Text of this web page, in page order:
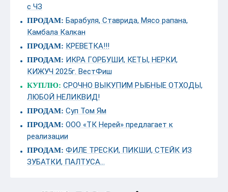
с ЧЗ
ПРОДАМ: Барабуля, Ставрида, Мясо рапана,
Камбала Калкан
ПРОДАМ: КРЕВЕТКА!!!
ПРОДАМ: ИКРА ГОРБУШИ, КЕТЫ, НЕРКИ,
КИЖУЧ 2025г. ВестФиш
КУПЛЮ: СРОЧНО ВЫКУПИМ РЫБНЫЕ ОТХОДЫ,
ЛЮБОЙ НЕЛИКВИД!
ПРОДАМ: Суп Том Ям
ПРОДАМ: ООО «ТК Нерей» предлагает к
реализации
ПРОДАМ: ФИЛЕ ТРЕСКИ, ПИКШИ, СТЕЙК ИЗ
ЗУБАТКИ, ПАЛТУСА...